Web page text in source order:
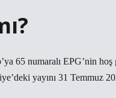
65 numaralı EPG’nin
yayını 31 Temmuz